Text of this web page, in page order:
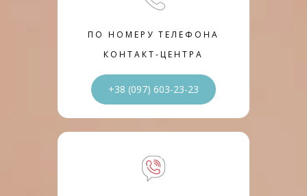
ПО НОМЕРУ ТЕЛЕФОНА
КОНТАКТ-ЦЕНТРА
+38 (097) 603-23-23